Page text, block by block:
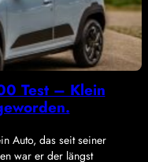
Test – Klein
Auto, das seit seiner
war er der längst